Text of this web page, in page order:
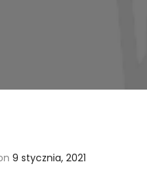
9 stycznia, 2021